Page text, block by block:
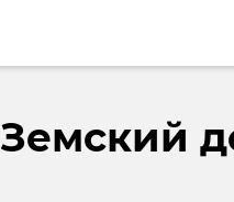
Земский